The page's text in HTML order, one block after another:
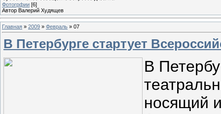
Фотогрфии [6]
Автор Валерий Худящев
Главная » 2009 » Февраль » 07
В Петербурге стартует
В
носящий